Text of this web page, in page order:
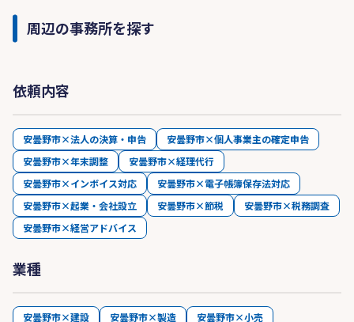
周辺の事務所を探す
依頼内容
安曇野市×法人の決算・申告
安曇野市×個人事業主の確定申告
安曇野市×年末調整
安曇野市×経理代行
安曇野市×インボイス対応
安曇野市×電子帳簿保存法対応
安曇野市×起業・会社設立
安曇野市×節税
安曇野市×税務調査
安曇野市×経営アドバイス
業種
安曇野市×建設 安曇野市×製造 安曇野市×小売